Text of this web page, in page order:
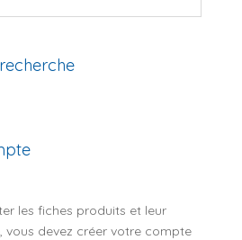
les fiches produits et leur
vous devez créer votre compte